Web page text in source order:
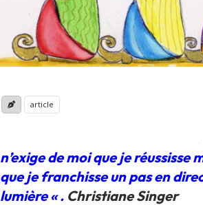
article
n’exige de moi que je réussisse
que je franchisse un pas en
lumière « . Christiane Singer